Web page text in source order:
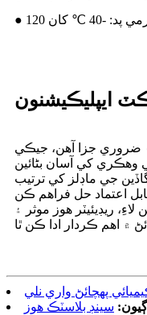
ايپليڪيشنون
۾ ضروري جزا آهن، جيڪي
وهڪري کي آسان بڻائين
جي ماڊلز کي ترتيب
اعتماد حل فراهم ڪن
ريڊيئيٽر هوز موثر ۽
پهچائڻ واري نلي
سينڊ بلاسٽڪ هوز